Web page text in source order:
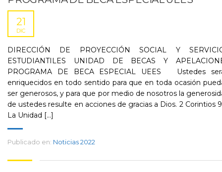
21
DIC
DIRECCIÓN DE PROYECCIÓN SOCIAL Y
ESTUDIANTILES UNIDAD DE BECAS Y
PROGRAMA DE BECA ESPECIAL UEES Ustedes
enriquecidos en todo sentido para que en toda ocasión
ser generosos, y para que por medio de nosotros la
de ustedes resulte en acciones de gracias a Dios. 2 Corintios
La Unidad [...]
Publicado en: Noticias 2022